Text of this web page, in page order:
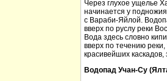
Через глухое ущелье
начинается у
с Вараби-Яйлой.
вверх по руслу реки
Вода здесь словно
вверх по течению
красивейших
Водопад Учан-Су